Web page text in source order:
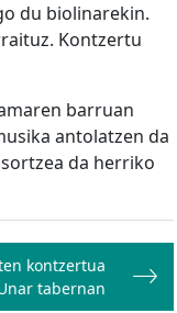
du biolinarekin.
Kontzertu
barruan
antolatzen da
da herriko
kontzertua
tabernan